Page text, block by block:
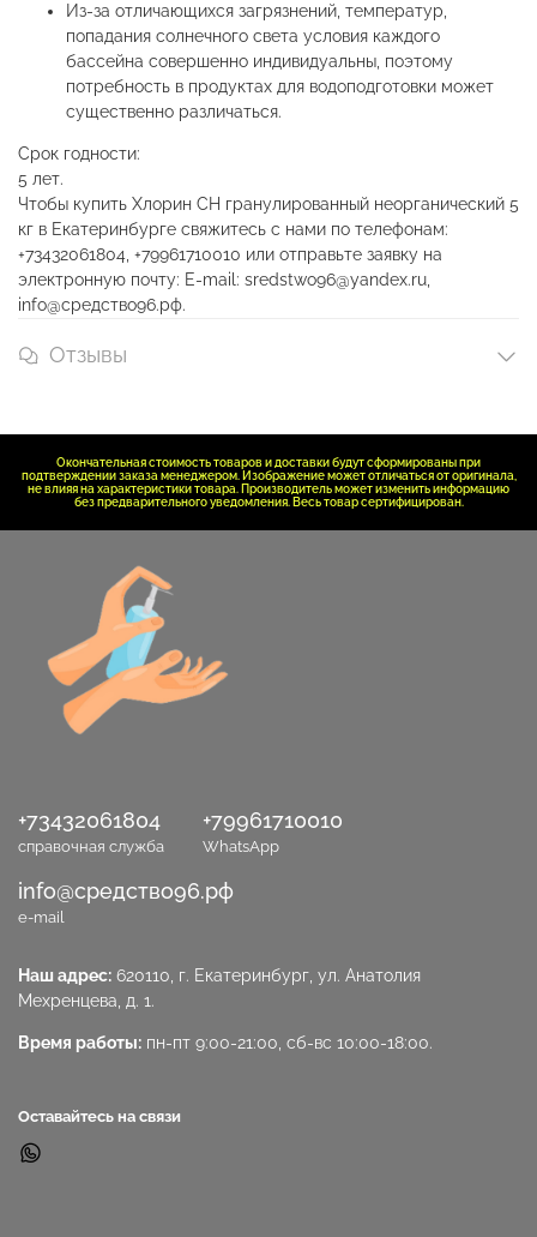
Из-за отличающихся загрязнений, температур,
попадания солнечного света условия каждого
бассейна совершенно индивидуальны, поэтому
потребность в продуктах для водоподготовки может
существенно различаться.
Срок годности:
5 лет.
Чтобы купить Хлорин СН гранулированный неорганический 5
кг в Екатеринбурге свяжитесь с нами по телефонам:
+73432061804, +79961710010 или отправьте заявку на
электронную почту: E-mail: sredstwo96@yandex.ru,
info@средство96.рф.
Отзывы
Окончательная стоимость товаров и доставки будут сформированы при
подтверждении заказа менеджером. Изображение может отличаться от оригинала,
не влияя на характеристики товара. Производитель может изменить информацию
без предварительного уведомления. Весь товар сертифицирован.
+73432061804
справочная служба
+79961710010
WhatsApp
info@средство96.рф
e-mail
Наш адрес: 620110, г. Екатеринбург, ул. Анатолия
Мехренцева, д. 1.
Время работы: пн-пт 9:00-21:00, сб-вс 10:00-18:00.
Оставайтесь на связи